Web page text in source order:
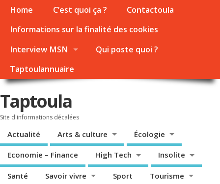
Home C’est quoi ça ?
Contactoula
Informations sur la finalité des cookies
Interview MSN
Qui poste quoi ?
Taptoulannuaire
Taptoula
Site d'informations décalées
Actualité Arts & culture Écologie
Economie – Finance High Tech Insolite
Santé Savoir vivre Sport Tourisme